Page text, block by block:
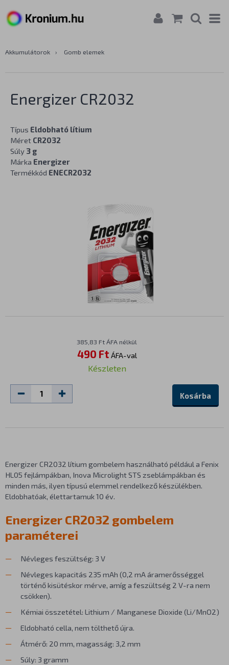
Akkumulátorok › Gomb elemek
Energizer CR2032
Típus Eldobható lítium
Méret CR2032
Súly 3 g
Márka Energizer
Termékkód ENECR2032
385,83 Ft ÁFA nélkül
490 Ft ÁFA-val
Készleten
Kosárba
Energizer CR2032 lítium gombelem használható például a Fenix
HL05 fejlámpákban, Inova Microlight STS zseblámpákban és
minden más, ilyen típusú elemmel rendelkező készülékben.
Eldobhatóak, élettartamuk 10 év.
Energizer CR2032 gombelem
paraméterei
Névleges feszültség: 3 V
Névleges kapacitás 235 mAh (0,2 mA áramerősséggel
történő kisütéskor mérve, amíg a feszültség 2 V-ra nem
csökken).
Kémiai összetétel: Lithium / Manganese Dioxide (Li/MnO2)
Eldobható cella, nem tölthető újra.
Átmérő: 20 mm, magasság: 3,2 mm
Súly: 3 gramm